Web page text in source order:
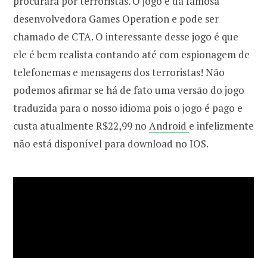
desenvolvedora Games Operation e pode ser
chamado de CTA. O interessante desse jogo é que
ele é bem realista contando até com espionagem de
telefonemas e mensagens dos terroristas! Não
podemos afirmar se há de fato uma versão do jogo
traduzida para o nosso idioma pois o jogo é pago e
custa atualmente R$22,99 no Android e infelizmente
não está disponível para download no IOS.